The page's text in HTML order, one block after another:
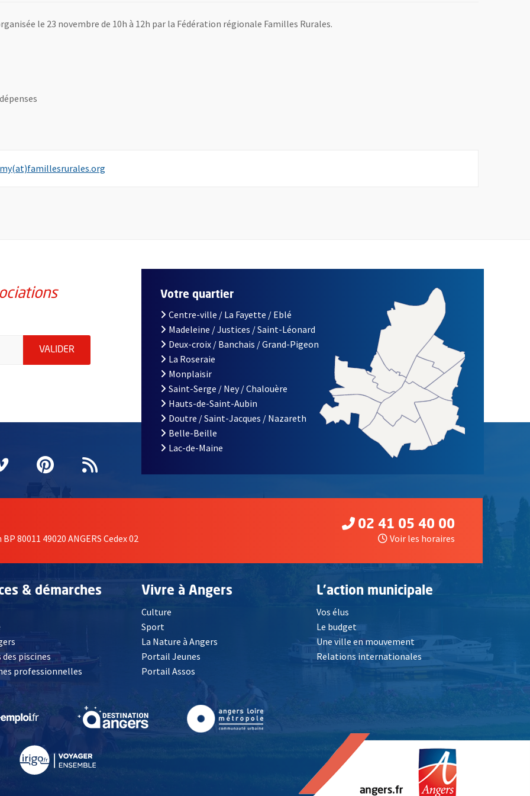
le 23 novembre de 10h à 12h par la Fédération régionale Familles Rurales.
de la ville d'Angers, indiquez votre email (champ obligatoire)
VALIDER ENVOYER MA DEMANDE D'INSCRIPTION À LA LETTRE D'INFORMATION DES ASSOCIATIONS DE LA VILLE
fenêtrefenêtre
une nouvelle fenêtre
Vimeo
, Ouvre une nouvelle fenêtre
Pinterest
, Ouvre une nouvelle fenêtre
Flux RSS
Votre quartier
Centre-ville / La Fayette / Eblé
Madeleine / Justices / Saint-Léonard
Deux-croix / Banchais / Grand-Pigeon
La Roseraie
Monplaisir
Saint-Serge / Ney / Chalouère
Hauts-de-Saint-Aubin
Doutre / Saint-Jacques / Nazareth
Belle-Beille
Lac-de-Maine
80011 49020 ANGERS Cedex 02
02 41 05 40 00
Voir les horaires
& démarches
, Ouvre une nouvelle fenêtre
piscines
professionnelles
Vivre à Angers
Culture
Sport
La Nature à Angers
Portail Jeunes
Portail Assos
L'action municipale
Vos élus
Le budget
Une ville en mouvement
Relations internationales
fenêtre , Ouvre une nouvelle fenêtre , Ouvre une nouvelle fenêtre, Ouvre une nouvelle fenêtre